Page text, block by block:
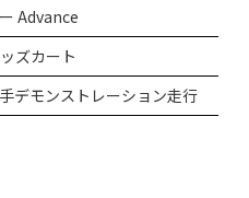
Advance
ズカート
デモンストレーション走行